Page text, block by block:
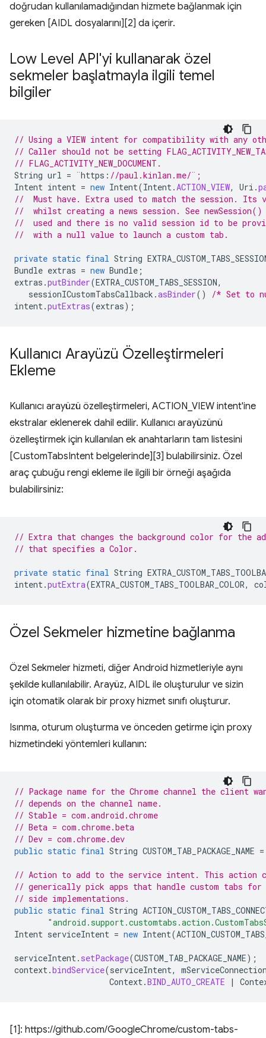
doğrudan kullanılamadığından hizmete bağlanmak için
gereken [AIDL dosyalarını][2] da içerir.
Low Level API'yi kullanarak özel
sekmeler başlatmayla ilgili temel
bilgiler
// Using a VIEW intent for compatibility with any
// Caller should not be setting
// FLAG_ACTIVITY_NEW_DOCUMENT.
String url = ¨https : //paul.kinlan.me/¨;
Intent intent = new Intent(Intent.ACTION_VIEW, Uri .
//  Must have. Extra used to match the session. Its
//  whilst creating a news session. See
//  used and there is no valid session id to be
//  with a null value to launch a custom tab.
private static final String
Bundle extras = new Bundle ;
extras .putBinder(EXTRA_CUSTOM_TABS_SESSION,
sessionICustomTabsCallback .asBinder()
/* Set to
intent.putExtras(extras);
Kullanıcı Arayüzü Özelleştirmeleri
Ekleme
Kullanıcı arayüzü özelleştirmeleri, ACTION_VIEW intent'ine
ekstralar eklenerek dahil edilir. Kullanıcı arayüzünü
özelleştirmek için kullanılan ek anahtarların tam listesini
[CustomTabsIntent belgelerinde][3] bulabilirsiniz. Özel
araç çubuğu rengi ekleme ile ilgili bir örneği aşağıda
bulabilirsiniz:
// Extra that changes the background color for the
// that specifies a Color.
private static final String
intent.putExtra(EXTRA_CUSTOM_TABS_TOOLBAR_COLOR,
Özel Sekmeler hizmetine bağlanma
Özel Sekmeler hizmeti, diğer Android hizmetleriyle aynı
şekilde kullanılabilir. Arayüz, AIDL ile oluşturulur ve sizin
için otomatik olarak bir proxy hizmet sınıfı oluşturur.
Isınma, oturum oluşturma ve önceden getirme için proxy
hizmetindeki yöntemleri kullanın:
// Package name for the Chrome channel the client
// depends on the channel name.
// Stable = com.android.chrome
// Beta = com.chrome.beta
// Dev = com.chrome.dev
public static final String CUSTOM_TAB_PACKAGE_NAME =
// Action to add to the service intent. This action
// generically pick apps that handle custom tabs
// side implementations.
public static final String
Intent serviceIntent = new Intent(
serviceIntent. setPackage(CUSTOM_TAB_PACKAGE_NAME);
context.bindService(serviceIntent,
Context.BIND_AUTO_CREATE |
[1]: https://github.com/GoogleChrome/custom-tabs-